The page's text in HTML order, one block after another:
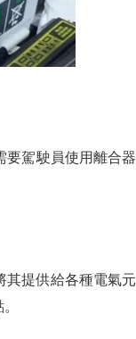
要駕駛員使用離合器
其提供給各種電氣元